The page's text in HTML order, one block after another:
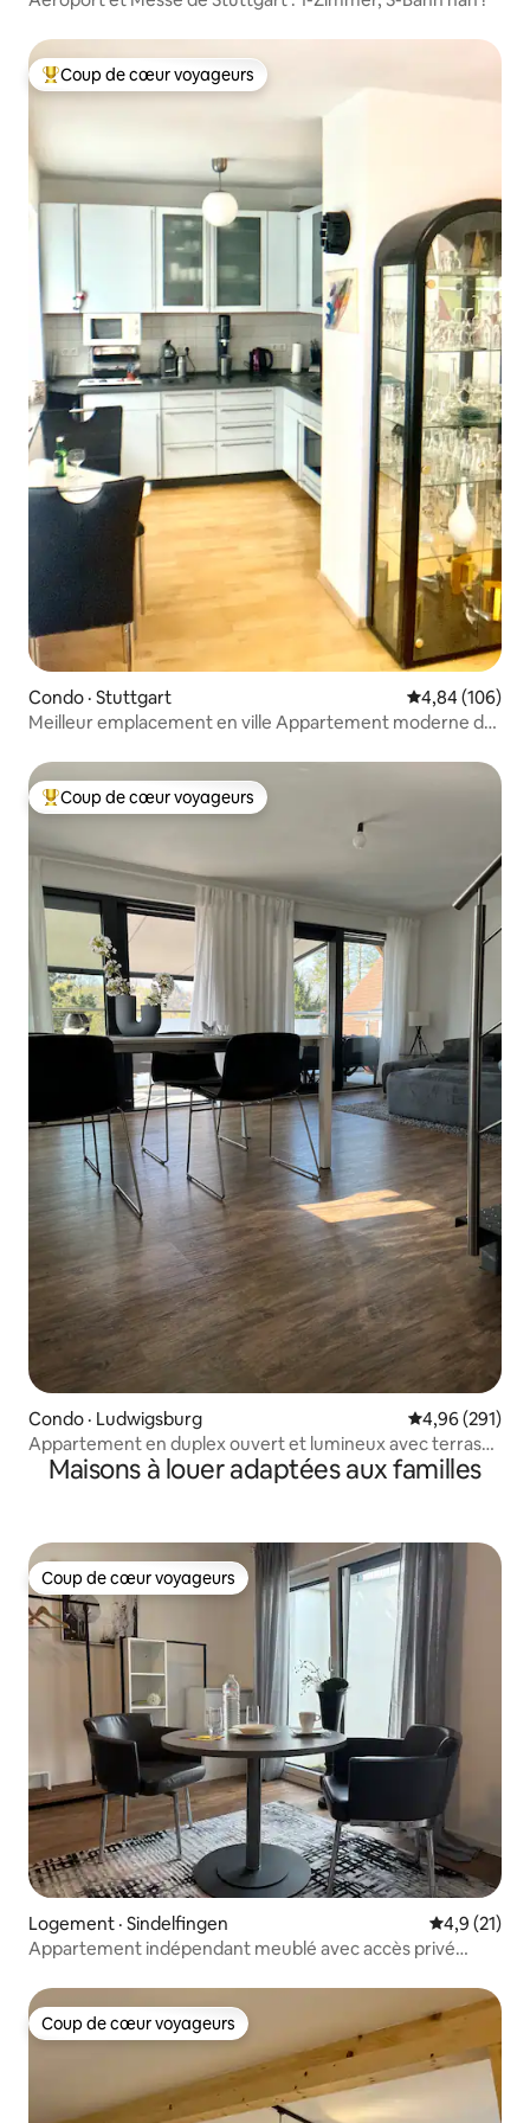
Coup de cœur voyageurs parmi les plus aimés
Coup de cœur voyageurs
Condo · Stuttgart Note
4,84 (106)
Meilleur emplacement en ville Appartement moderne de
Coup de cœur voyageurs parmi les plus aimés
Coup de cœur voyageurs
Condo · Ludwigsburg Note
4,96 (291)
Appartement en duplex ouvert et lumineux avec terrasse
(10P)
Maisons à louer adaptées aux familles
Coup de cœur voyageurs
Coup de cœur voyageurs
Logement · Sindelfingen Note
4,9 (21)
Appartement indépendant meublé avec accès privé
Coup de cœur voyageurs
Coup de cœur voyageurs